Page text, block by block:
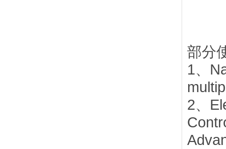
16、
17、
18、
部分
1、
2、